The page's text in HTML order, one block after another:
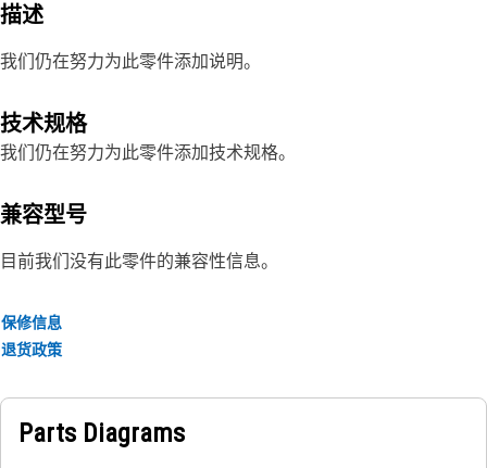
描述
我们仍在努力为此零件添加说明。
技术规格
我们仍在努力为此零件添加技术规格。
兼容型号
目前我们没有此零件的兼容性信息。
保修信息
退货政策
Parts Diagrams